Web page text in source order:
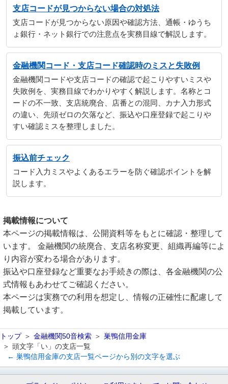
支店コードが見つからない場合の対処法
支店コードが見つからない原因や確認方法、通帳・ゆうち
ょ銀行・ネット銀行での注意点を実務目線で解説します。
金融機関コード・支店コード確認時のミスと失敗例
金融機関コードや支店コードの確認で起こりやすいミスや
失敗例を、実務目線でわかりやすく解説します。名称とコ
ードの不一致、支店統廃合、店番との混同、カナ入力形式
の違い、先頭ゼロの欠落など、振込や口座登録で起こりや
すい確認ミスを整理しました。
振込前チェック
コード入力ミスやよくあるエラーを防ぐ確認ポイントを解
説します。
掲載情報について
本ページの掲載情報は、公開資料等をもとに確認・整理して
います。 金融機関の統廃合、支店名称変更、組織再編等によ
り内容が変わる場合があります。
振込や口座登録など重要なお手続きの際は、各金融機関の公
式情報もあわせてご確認ください。
本ページは実務での利用を想定し、情報の正確性に配慮して
掲載しています。
トップ 金融機関50音検索
巣鴨信用金庫
頭文字「い」の支店一覧
← 巣鴨信用金庫の支店一覧ページから別の文字を選ぶ